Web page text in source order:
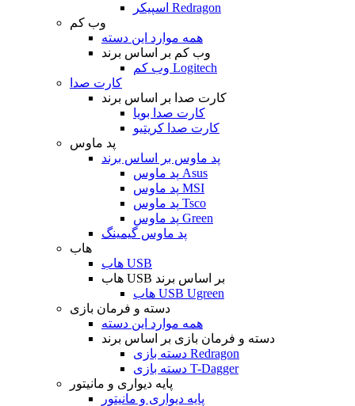
اسپیکر Redragon
وب کم
همه موارد این دسته
وب کم بر اساس برند
وب کم Logitech
کارت صدا
کارت صدا بر اساس برند
کارت صدا بویا
کارت صدا کریتیو
پد ماوس
پد ماوس بر اساس برند
پد ماوس Asus
پد ماوس MSI
پد ماوس Tsco
پد ماوس Green
پد ماوس گیمینگ
هاب
هاب USB
هاب USB بر اساس برند
هاب USB Ugreen
دسته و فرمان بازی
همه موارد این دسته
دسته و فرمان بازی بر اساس برند
دسته بازی Redragon
دسته بازی T-Dagger
پایه دیواری و مانیتور
پایه دیواری و مانیتور